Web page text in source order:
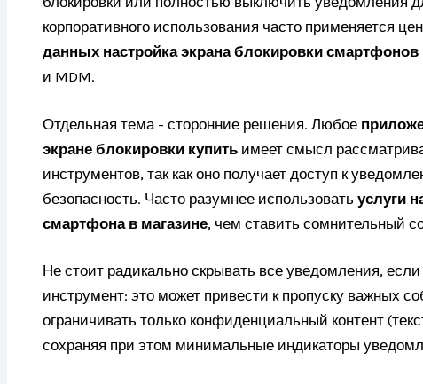
корпоративного использования часто применяется
данных настройка экрана блокировки смартфонов
и MDM.
Отдельная тема - сторонние решения. Любое
экране блокировки купить имеет смысл
инструментов, так как оно получает доступ к
безопасность. Часто разумнее использовать услуги
смартфона в магазине, чем ставить сомнительный
Не стоит радикально скрывать все уведомления,
инструмент: это может привести к пропуску важных
ограничивать только конфиденциальный контент
сохраняя при этом минимальные индикаторы